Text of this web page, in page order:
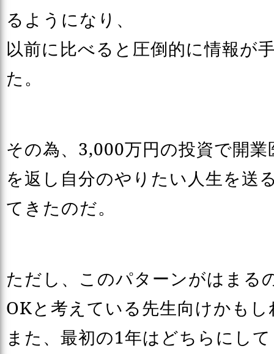
るようになり、
以前に比べると圧倒的に情報が
た。
その為、3,000万円の投資で開
を返し自分のやりたい人生を送
てきたのだ。
ただし、このパターンがはまる
OKと考えている先生向けかも
また、最初の1年はどちらにし